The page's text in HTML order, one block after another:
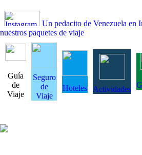
Un pedacito de Venezuela en
nuestros paquetes de viaje
Guía
de
Viaje
Seguro
de
Viaje
Hoteles Actividades